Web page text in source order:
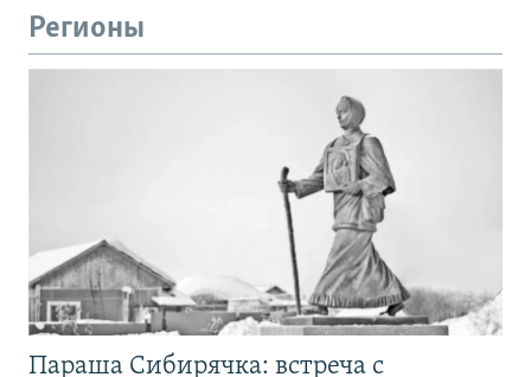
Регионы
Параша Сибирячка: встреча с